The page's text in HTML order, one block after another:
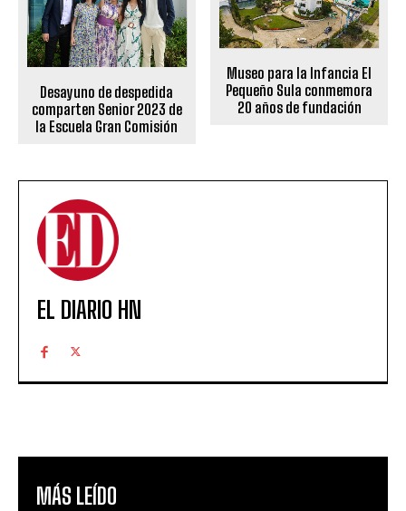
Desayuno de despedida
comparten Senior 2023 de
la Escuela Gran Comisión
Museo para la Infancia El
Pequeño Sula conmemora
20 años de fundación
EL DIARIO HN
MÁS LEÍDO